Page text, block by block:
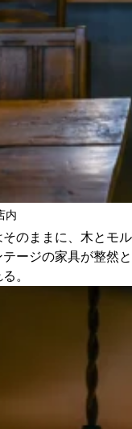
内
のままに、木とモル
ージの家具が整然と
。